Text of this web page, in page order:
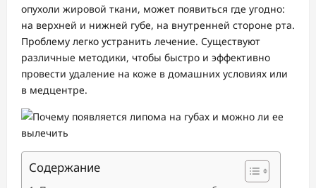
опухоли жировой ткани, может появиться где угодно:
на верхней и нижней губе, на внутренней стороне рта.
Проблему легко устранить лечение. Существуют
различные методики, чтобы быстро и эффективно
провести удаление на коже в домашних условиях или
в медцентре.
Содержание